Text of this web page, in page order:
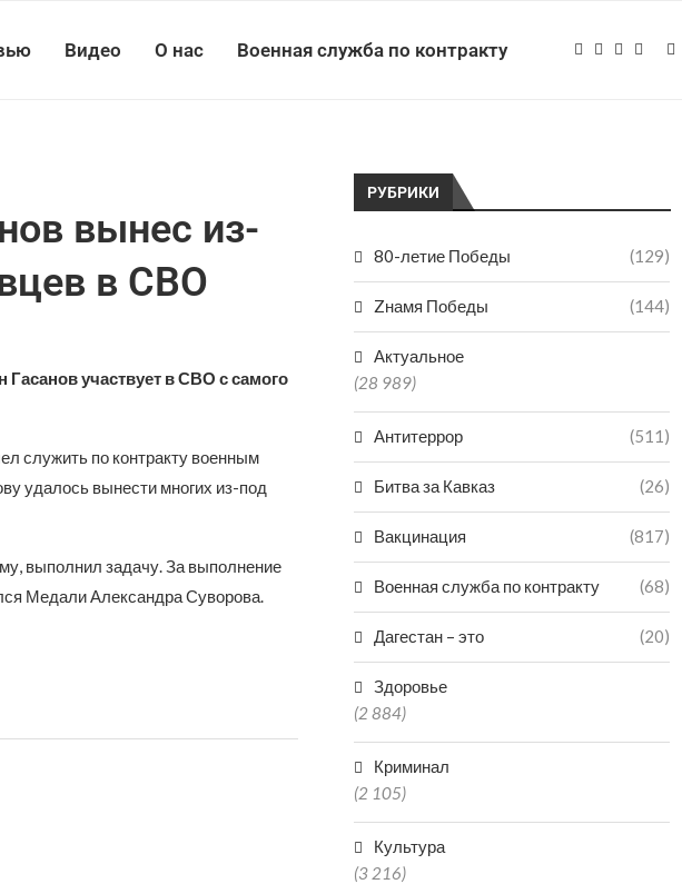
Видео О нас Военная служба по контракту
вынес из-
в СВО
Гасанов участвует в СВО с самого
служить по контракту военным
удалось вынести многих из-под
выполнил задачу. За выполнение
Медали Александра Суворова.
РУБРИКИ
80-летие Победы (129)
Zнамя Победы (144)
Актуальное
(28 989)
Антитеррор (511)
Битва за Кавказ (26)
Вакцинация (817)
Военная служба по контракту (68)
Дагестан – это (20)
Здоровье
(2 884)
Криминал
(2 105)
Культура
(3 216)